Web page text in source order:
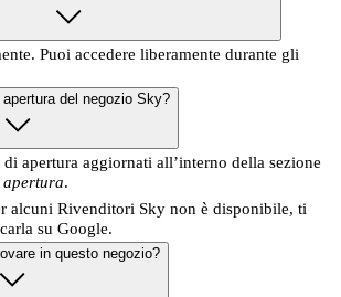
Puoi accedere liberamente durante gli
del negozio Sky?
apertura aggiornati all’interno della sezione
.
alcuni Rivenditori Sky non è disponibile, ti
su Google.
in questo negozio?